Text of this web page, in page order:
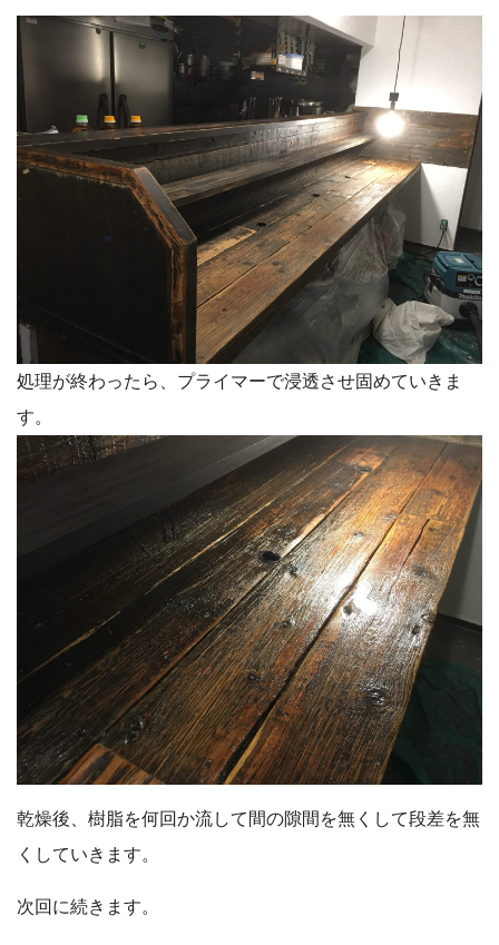
処理が終わったら、プライマーで浸透させ固めていきま
す。
乾燥後、樹脂を何回か流して間の隙間を無くして段差を無
くしていきます。
次回に続きます。